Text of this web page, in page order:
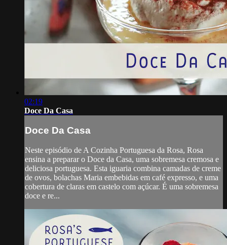
02:19
Doce Da Casa
Doce Da Casa
Neste episódio de A Cozinha Portuguesa da Rosa, Rosa
ensina a preparar o Doce da Casa, uma sobremesa cremosa e
deliciosa portuguesa. Esta iguaria combina camadas de creme
de ovos, bolachas Maria embebidas em café expresso, e uma
cobertura de claras em castelo com açúcar. É uma sobremesa
doce e re...